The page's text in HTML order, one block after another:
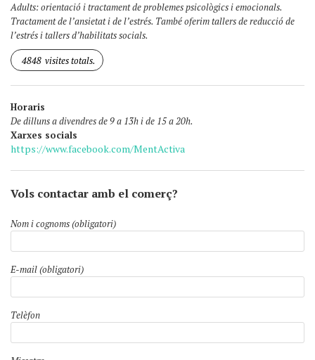
Adults: orientació i tractament de problemes psicològics i emocionals.
Tractament de l’ansietat i de l’estrés. També oferim tallers de reducció de
l’estrés i tallers d’habilitats socials.
4848 visites totals.
Horaris
De dilluns a divendres de 9 a 13h i de 15 a 20h.
Xarxes socials
https://www.facebook.com/MentActiva
Vols contactar amb el comerç?
Nom i cognoms (obligatori)
E-mail (obligatori)
Telèfon